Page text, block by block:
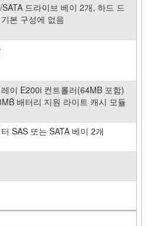
드라이브 베이 2개, 하드 드
본 구성에 없음
이 E200i 컨트롤러(64MB 포함)
배터리 지원 라이트 캐시 모듈
SAS 또는 SATA 베이 2개